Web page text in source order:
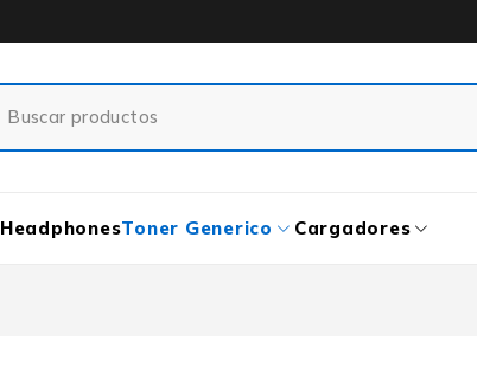
HeadphonesToner Generico Cargadores